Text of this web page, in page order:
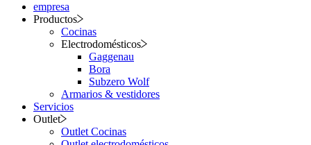
empresa
Productos
Cocinas
Electrodomésticos
Gaggenau
Bora
Subzero Wolf
Armarios & vestidores
Servicios
Outlet
Outlet Cocinas